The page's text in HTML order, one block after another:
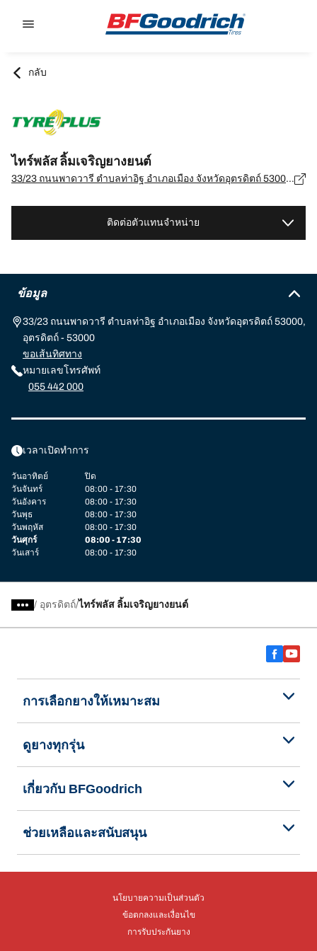
กลับ
ไทร์พลัส ลิ้มเจริญยางยนต์
33/23 ถนนพาดวารี ตำบลท่าอิฐ อำเภอเมือง จังหวัดอุตรดิตถ์ 53000, อุตรดิตถ์ - 53000
ติดต่อตัวแทนจำหน่าย
ข้อมูล
33/23 ถนนพาดวารี ตำบลท่าอิฐ อำเภอเมือง จังหวัดอุตรดิตถ์ 53000,
อุตรดิตถ์ - 53000
ขอเส้นทิศทาง
หมายเลขโทรศัพท์
055 442 000
เวลาเปิดทำการ
วันอาทิตย์
ปิด
วันจันทร์
08:00 - 17:30
วันอังคาร
08:00 - 17:30
วันพุธ
08:00 - 17:30
วันพฤหัส
08:00 - 17:30
วันศุกร์
08:00 - 17:30
วันเสาร์
08:00 - 17:30
/ อุตรดิตถ์ ไทร์พลัส ลิ้มเจริญยางยนต์
การเลือกยางให้เหมาะสม
ดูยางทุกรุ่น
เกี่ยวกับ BFGoodrich
ช่วยเหลือและสนับสนุน
นโยบายความเป็นส่วนตัว
ข้อตกลงและเงื่อนไข
การรับประกันยาง